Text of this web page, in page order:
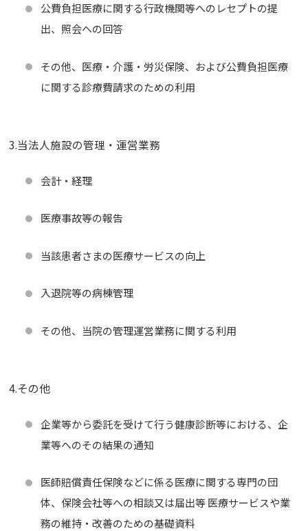
公費負担医療に関する行政機関等へのレセプトの提
出、照会への回答
その他、医療・介護・労災保険、および公費負担医療
に関する診療費請求のための利用
3.当法人施設の管理・運営業務
会計・経理
医療事故等の報告
当該患者さまの医療サービスの向上
入退院等の病棟管理
その他、当院の管理運営業務に関する利用
4.その他
企業等から委託を受けて行う健康診断等における、企
業等へのその結果の通知
医師賠償責任保険などに係る医療に関する専門の団
体、保険会社等への相談又は届出等 医療サービスや業
務の維持・改善のための基礎資料